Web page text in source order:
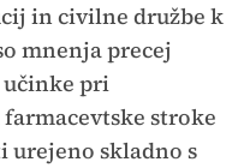
in civilne družbe k
mnenja precej
pri
stroke
skladno s